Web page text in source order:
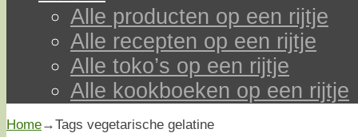
Alle producten op een rijtje
Alle recepten op een rijtje
Alle toko’s op een rijtje
Alle kookboeken op een rijtje
Home→Tags vegetarische gelatine